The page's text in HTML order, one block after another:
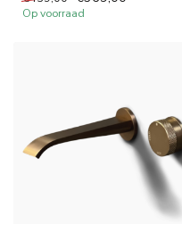
messing....
Op voorraad